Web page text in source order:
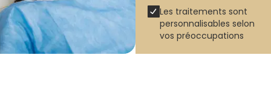
Les traitements sont
personnalisables selon
vos préoccupations